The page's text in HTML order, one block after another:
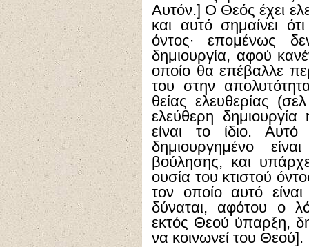
Αυτόν.] Ο Θεός έχει
και αυτό σημαίνει
όντος∙ επομένως
δημιουργία, αφού
οποίο θα επέβαλλε
του στην
θείας ελευθερίας
ελεύθερη
είναι το ίδιο. Αυτό
δημιουργημένο
βούλησης, και
ουσία του κτιστού
τον οποίο αυτό
δύναται, αφότου ο
εκτός Θεού ύπαρξη,
να κοινωνεί του Θεού].